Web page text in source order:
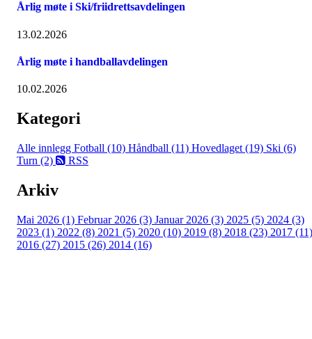
Årlig møte i Ski/friidrettsavdelingen
13.02.2026
Årlig møte i handballavdelingen
10.02.2026
Kategori
Alle innlegg Fotball (10) Håndball (11) Hovedlaget (19) Ski (6)
Turn (2)
RSS
Arkiv
Mai 2026 (1) Februar 2026 (3) Januar 2026 (3) 2025 (5) 2024 (3)
2023 (1) 2022 (8) 2021 (5) 2020 (10) 2019 (8) 2018 (23) 2017 (11)
2016 (27) 2015 (26) 2014 (16)